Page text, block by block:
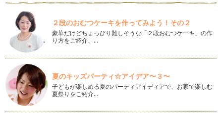
プチ起業～集客方法～
集客とは、認知されることから始まります。広告料をかけなく
ても無料で使えるツールもたくさんあ…
プチ起業～PR方法～
プチ起業を始めてどのようにPRをしていくのか。まず最初に
必要なのは、屋号（お店の名前）です…
セルフブランディング
セルフブランディングとは、「自分にしかできないものと元々
持っているもの」を活かし自分をブラ…
２段のおむつケーキを作ってみよう！その２
豪華だけどちょっぴり難しそうな「２段おむつケーキ」の作
り方をご紹介、…
夏のキッズパーティ☆アイデア〜３〜
子どもが楽しめる夏のパーティアイディアで、お家で楽しむ
夏祭りをご紹介…